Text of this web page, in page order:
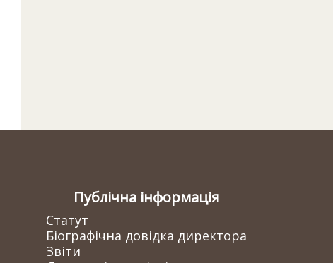
Публічна інформація
Статут
Біографічна довідка директора
Звіти